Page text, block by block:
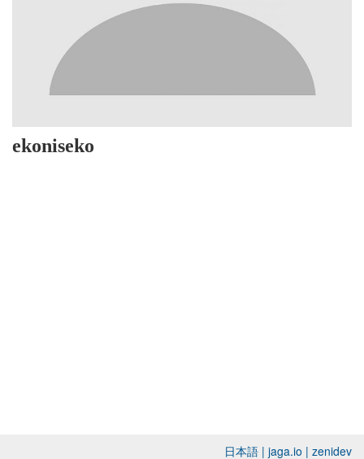
ekoniseko
日本語 | jaga.io | zenidev